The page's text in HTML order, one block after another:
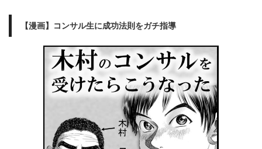
【漫画】コンサル生に成功法則をガチ指導